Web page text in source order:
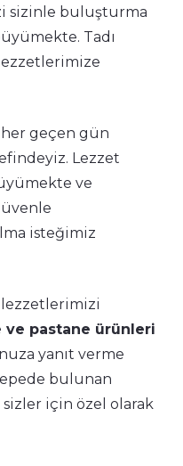
sizinle buluşturma
Tadı
geçen gün
Lezzet
ve
isteğimiz
lezzetlerimizi
ve pastane ürünleri
yanıt verme
bulunan
için özel olarak